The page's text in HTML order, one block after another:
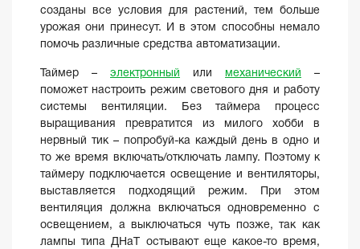
созданы все условия для растений, тем больше
урожая они принесут. И в этом способны немало
помочь различные средства автоматизации.
Таймер – электронный или механический –
поможет настроить режим светового дня и работу
системы вентиляции. Без таймера процесс
выращивания превратится из милого хобби в
нервный тик – попробуй-ка каждый день в одно и
то же время включать/отключать лампу. Поэтому к
таймеру подключается освещение и вентиляторы,
выставляется подходящий режим. При этом
вентиляция должна включаться одновременно с
освещением, а выключаться чуть позже, так как
лампы типа ДНаТ остывают еще какое-то время,